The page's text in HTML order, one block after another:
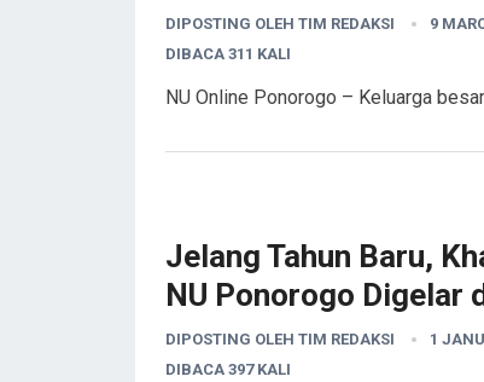
DIPOSTING OLEH TIM REDAKSI 9
DIBACA 311 KALI
NU Online Ponorogo – Keluarga
Jelang Tahun Baru,
NU Ponorogo Digelar
DIPOSTING OLEH TIM REDAKSI 1
DIBACA 397 KALI